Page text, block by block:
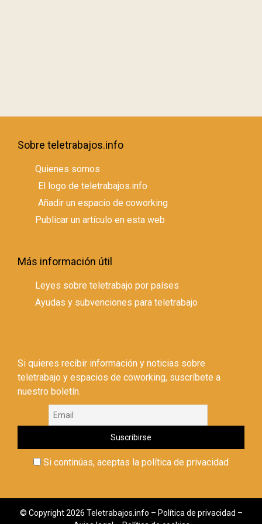
Sobre teletrabajos.info
Quienes somos
El logo de teletrabajos.info
Añadir un espacio de coworking
Publicar un artículo en esta web
Más información útil
Leyes sobre teletrabajo por países
Ayudas y subvenciones para teletrabajo
Si quieres recibir información y noticias sobre
teletrabajo y espacios de coworking, suscríbete a
nuestro boletín.
Si continúas, aceptas la política de privacidad
© Copyright 2026 Teletrabajos.info – Política de privacidad –